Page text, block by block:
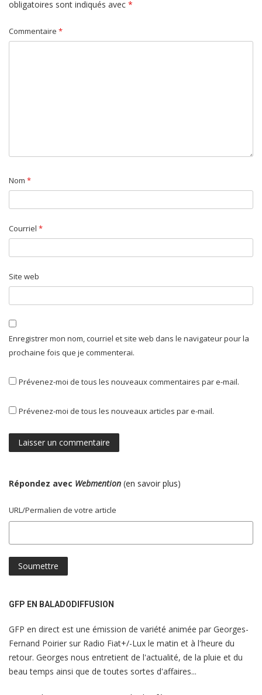
obligatoires sont indiqués avec *
Commentaire *
Nom *
Courriel *
Site web
Enregistrer mon nom, courriel et site web dans le navigateur pour la
prochaine fois que je commenterai.
Prévenez-moi de tous les nouveaux commentaires par e-mail.
Prévenez-moi de tous les nouveaux articles par e-mail.
Répondez avec Webmention (en savoir plus)
URL/Permalien de votre article
GFP EN BALADODIFFUSION
GFP en direct est une émission de variété animée par Georges-
Fernand Poirier sur Radio Fiat+/-Lux le matin et à l'heure du
retour. Georges nous entretient de l'actualité, de la pluie et du
beau temps ainsi que de toutes sortes d'affaires...